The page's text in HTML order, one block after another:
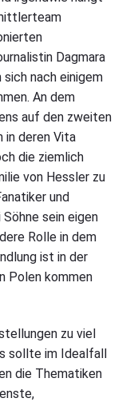
Dagmara
nach einigem
An dem
auf den zweiten
in deren Vita
die ziemlich
von Hessler zu
und
sein eigen
Rolle in dem
ist in der
Polen kommen
zu viel
sollte im Idealfall
die Thematiken